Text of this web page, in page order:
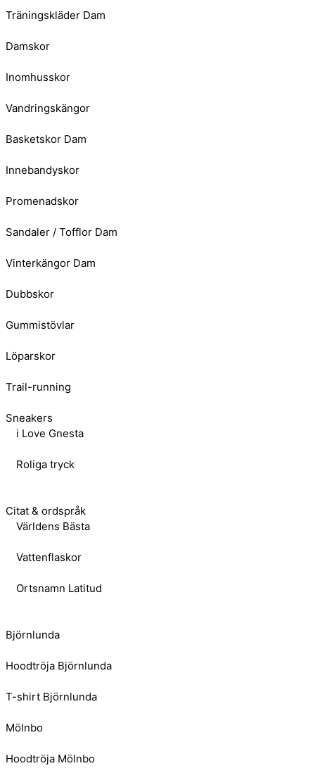
Träningskläder Dam
Damskor
Inomhusskor
Vandringskängor
Basketskor Dam
Innebandyskor
Promenadskor
Sandaler / Tofflor Dam
Vinterkängor Dam
Dubbskor
Gummistövlar
Löparskor
Trail-running
Sneakers
i Love Gnesta
Roliga tryck
Citat & ordspråk
Världens Bästa
Vattenflaskor
Ortsnamn Latitud
Björnlunda
Hoodtröja Björnlunda
T-shirt Björnlunda
Mölnbo
Hoodtröja Mölnbo